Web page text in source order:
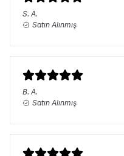
S. A.
Satın Alınmış
B. A.
Satın Alınmış